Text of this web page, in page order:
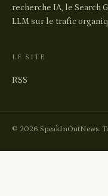
recherche IA, le Search
LLM sur le trafic
LE SITE
RSS
© 2026 SpeakInOutNews.